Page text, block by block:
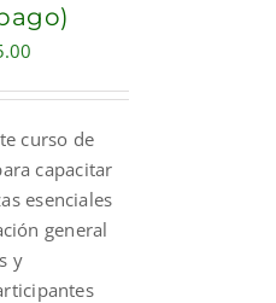
$225.00.
curso de
capacitar
esenciales
general
y